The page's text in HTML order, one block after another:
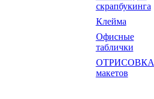
скрапбукинга
Клейма
Офисные
таблички
ОТРИСОВКА
макетов